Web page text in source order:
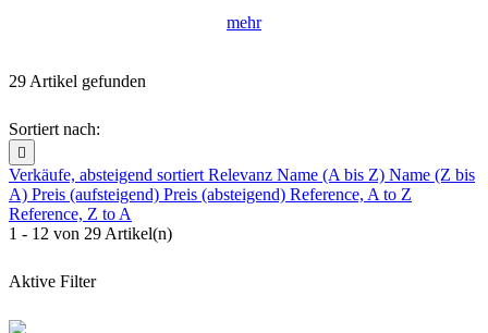
mehr
29 Artikel gefunden
Sortiert nach:

Verkäufe, absteigend sortiert Relevanz Name (A bis Z) Name (Z bis
A) Preis (aufsteigend) Preis (absteigend) Reference, A to Z
Reference, Z to A
1 - 12 von 29 Artikel(n)
Aktive Filter